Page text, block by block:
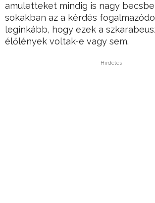
amuletteket mindig is nagy
sokakban az a kérdés
leginkább, hogy ezek a
élőlények voltak-e vagy sem.
Hirdetés